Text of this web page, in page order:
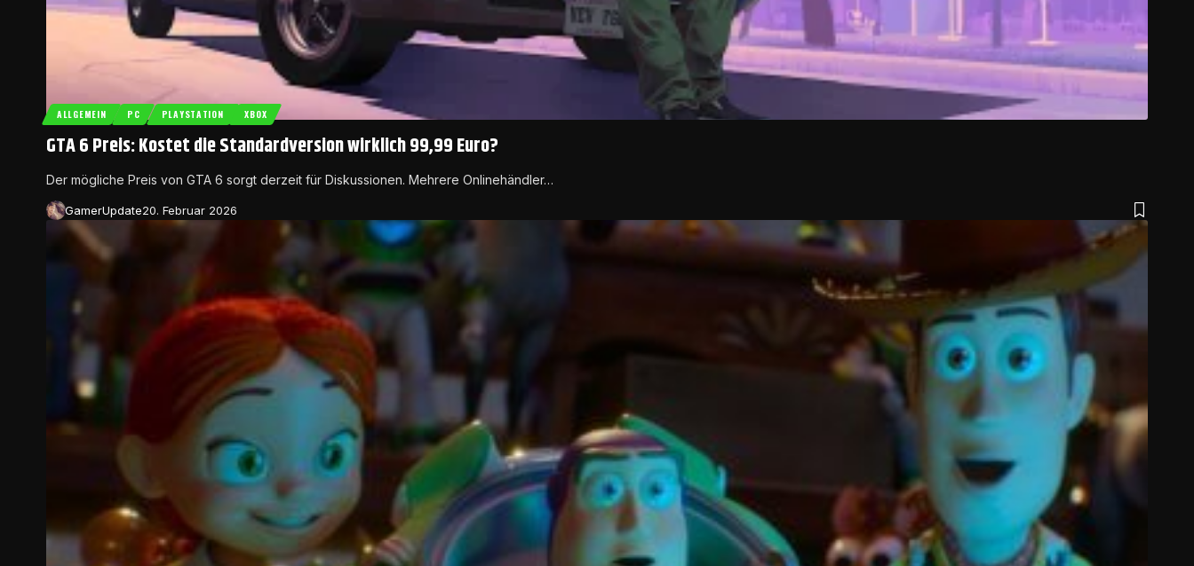
ALLGEMEIN PC PLAYSTATION XBOX
GTA 6 Preis: Kostet die Standardversion wirklich 99,99 Euro?
Der mögliche Preis von GTA 6 sorgt derzeit für Diskussionen. Mehrere Onlinehändler…
GamerUpdate20. Februar 2026